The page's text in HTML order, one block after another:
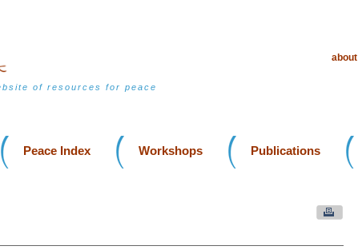
of resources for peace
about
Peace Index Workshops Publications